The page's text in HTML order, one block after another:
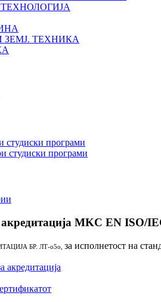
ЗЕМЈ. ТЕХНИКА
студиски програми
студиски програми
MKC EN ISO/
БР. ЛТ-о5о, за исполнетост на
акредитација